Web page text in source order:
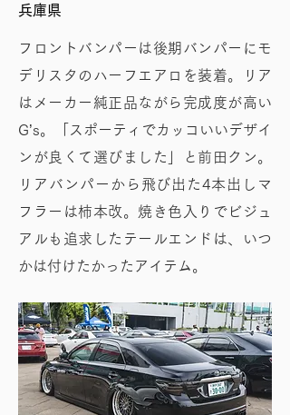
兵庫県
フロントバンパーは後期バンパーにモ
デリスタのハーフエアロを装着。リア
はメーカー純正品ながら完成度が高い
G’s。「スポーティでカッコいいデザイ
ンが良くて選びました」と前田クン。
リアバンパーから飛び出た4本出しマ
フラーは柿本改。焼き色入りでビジュ
アルも追求したテールエンドは、いつ
かは付けたかったアイテム。